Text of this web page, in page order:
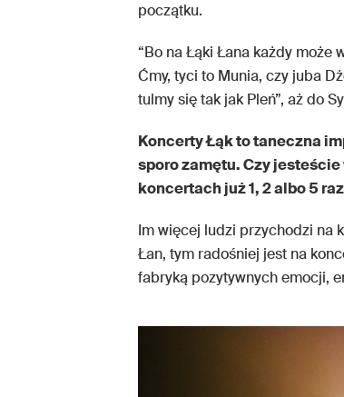
początku.
“Bo na Łąki Łana każdy może
Ćmy, tyci to Munia, czy juba
tulmy się tak jak Pleń”, aż do
Koncerty Łąk to taneczna
sporo zamętu. Czy
koncertach już 1, 2 albo 5
Im więcej ludzi przychodzi na
Łan, tym radośniej jest na
fabryką pozytywnych emocji,